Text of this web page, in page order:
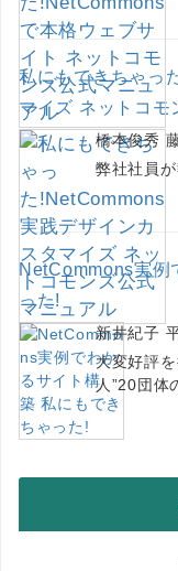
私にもできちゃっ
マイズ ネットコモ
橋本俊秀
弊社社員が
NetCommons実例
った!
新井紀子
大変好評
人”20団体